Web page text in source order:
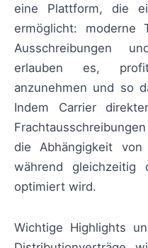
eine Plattform, die
ermöglicht: moderne
Ausschreibungen
erlauben es,
anzunehmen und so
Indem Carrier
die Abhängigkeit von
während gleichzeitig
optimiert wird.
Wichtige Highlights